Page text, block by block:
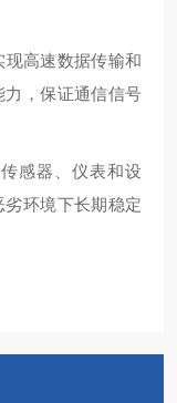
高速数据传输和
，保证通信信号
感器、仪表和设
环境下长期稳定